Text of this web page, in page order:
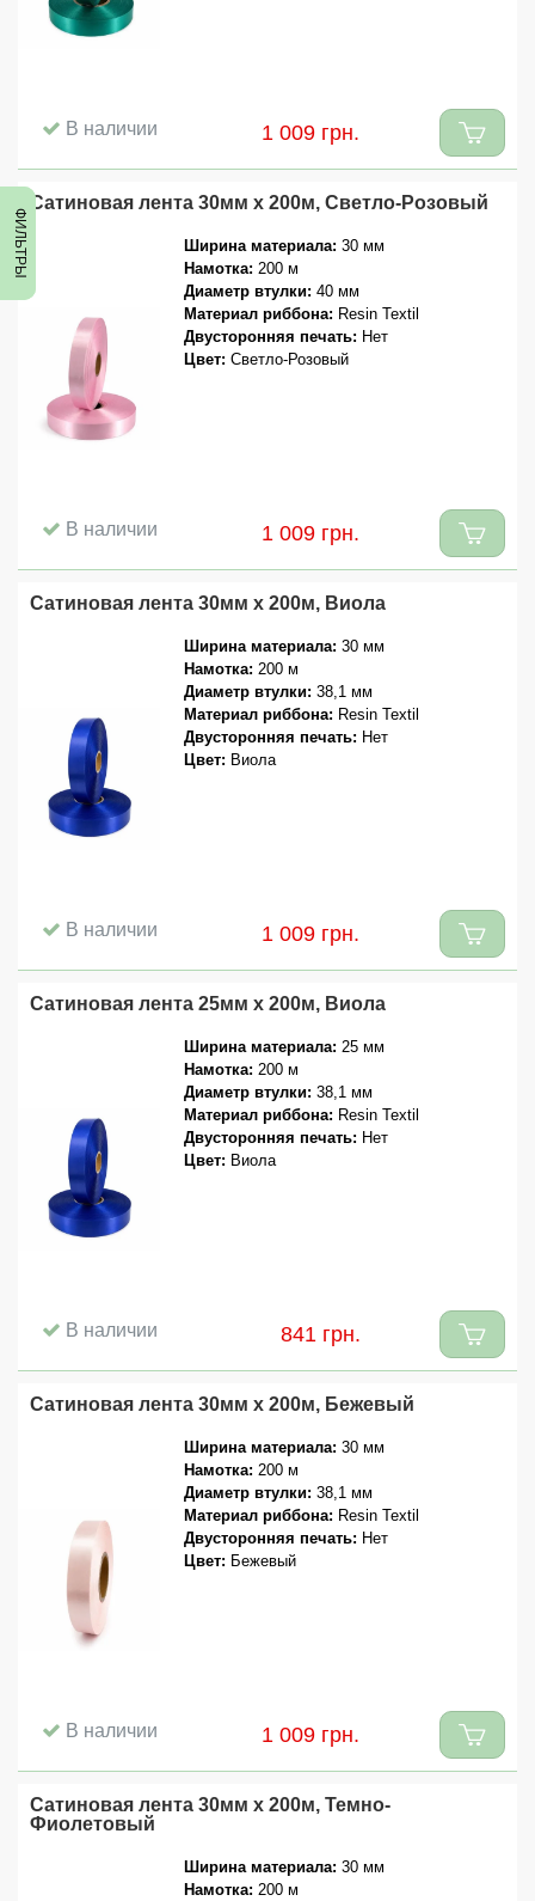
ФИЛЬТРЫ
В наличии 1 009 грн.
Сатиновая лента 30мм x 200м, Светло-Розовый
Ширина материала: 30 мм
Намотка: 200 м
Диаметр втулки: 40 мм
Материал риббона: Resin Textil
Двусторонняя печать: Нет
Цвет: Светло-Розовый
В наличии 1 009 грн.
Сатиновая лента 30мм x 200м, Виола
Ширина материала: 30 мм
Намотка: 200 м
Диаметр втулки: 38,1 мм
Материал риббона: Resin Textil
Двусторонняя печать: Нет
Цвет: Виола
В наличии 1 009 грн.
Сатиновая лента 25мм x 200м, Виола
Ширина материала: 25 мм
Намотка: 200 м
Диаметр втулки: 38,1 мм
Материал риббона: Resin Textil
Двусторонняя печать: Нет
Цвет: Виола
В наличии 841 грн.
Сатиновая лента 30мм x 200м, Бежевый
Ширина материала: 30 мм
Намотка: 200 м
Диаметр втулки: 38,1 мм
Материал риббона: Resin Textil
Двусторонняя печать: Нет
Цвет: Бежевый
В наличии 1 009 грн.
Сатиновая лента 30мм x 200м, Темно-
Фиолетовый
Ширина материала: 30 мм
Намотка: 200 м
ФИЛЬТРЫ